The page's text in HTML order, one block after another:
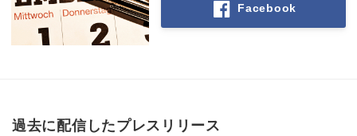
Facebook
過去に配信したプレスリリース